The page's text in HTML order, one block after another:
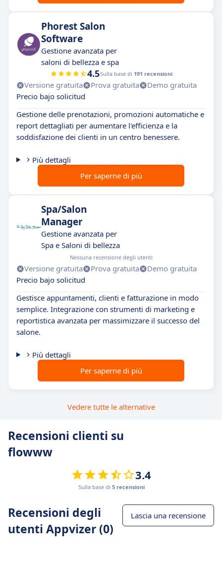
Phorest Salon
Software
Gestione avanzata per
saloni di bellezza e spa
4.5Sulla base di 191 recensioni
Versione gratuita Prova gratuita
Demo gratuita
Precio bajo solicitud
Gestione delle prenotazioni, promozioni automatiche e
report dettagliati per aumentare l'efficienza e la
soddisfazione dei clienti in un centro benessere.
Più dettagli
Per saperne di più
Spa/Salon
Manager
Gestione avanzata per
Spa e Saloni di bellezza
Nessuna recensione degli utenti
Versione gratuita Prova gratuita
Demo gratuita
Precio bajo solicitud
Gestisce appuntamenti, clienti e fatturazione in modo
semplice. Integrazione con strumenti di marketing e
reportistica avanzata per massimizzare il successo del
salone.
Più dettagli
Per saperne di più
Vedere tutte le alternative
Recensioni clienti su
flowww
3.4
Sulla base di 5 recensioni
Recensioni degli
utenti Appvizer (0)
Lascia una recensione